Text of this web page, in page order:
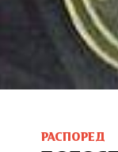
РАСПОРЕД